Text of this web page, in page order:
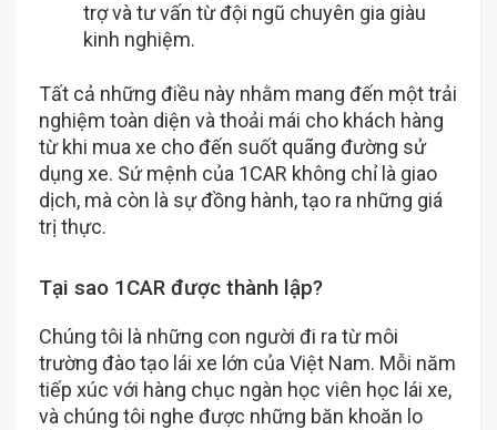
trợ và tư vấn từ đội ngũ chuyên gia giàu
kinh nghiệm.
Tất cả những điều này nhằm mang đến một trải
nghiệm toàn diện và thoải mái cho khách hàng
từ khi mua xe cho đến suốt quãng đường sử
dụng xe. Sứ mệnh của 1CAR không chỉ là giao
dịch, mà còn là sự đồng hành, tạo ra những giá
trị thực.
Tại sao 1CAR được thành lập?
Chúng tôi là những con người đi ra từ môi
trường đào tạo lái xe lớn của Việt Nam. Mỗi năm
tiếp xúc với hàng chục ngàn học viên học lái xe,
và chúng tôi nghe được những băn khoăn lo